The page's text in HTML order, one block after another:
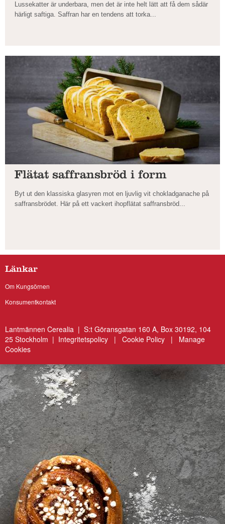
Lussekatter är underbara, men det är inte helt lätt att få dem sådär
härligt saftiga. Saffran har en tendens att torka...
Flätat saffransbröd i form
Byt ut den klassiska glasyren mot en ljuvlig vit chokladganache på
saffransbrödet. Här på ett vackert ihopflätat saffransbröd...
Länkar
Om Kungsörnen
Konsumentkontakt
Lantmännen Cerealia | S:t Göransgatan 160 A, Box 30192, 104
25 Stockholm | Integritetspolicy | Cookie Policy | Manage
Cookies